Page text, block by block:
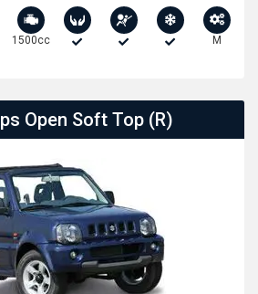
1500cc M
Open Soft Top (R)